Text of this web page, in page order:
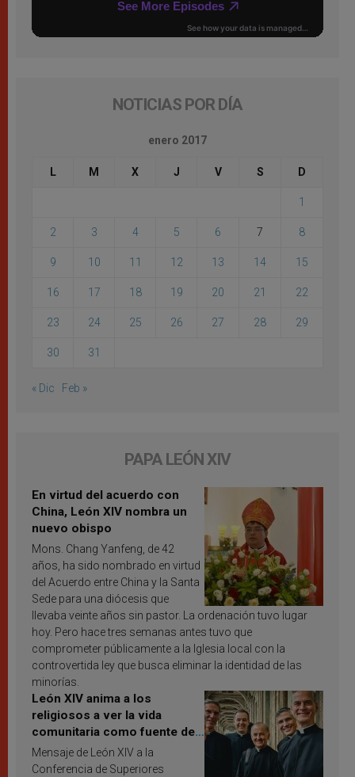
NOTICIAS POR DÍA
enero 2017
L M X J V S D
1
2 3 4 5 6 7 8
9 10 11 12 13 14 15
16 17 18 19 20 21 22
23 24 25 26 27 28 29
30 31
« Dic Feb »
PAPA LEÓN XIV
En virtud del acuerdo con
China, León XIV nombra un
nuevo obispo
Mons. Chang Yanfeng, de 42
años, ha sido nombrado en virtud
del Acuerdo entre China y la Santa
Sede para una diócesis que
llevaba veinte años sin pastor. La ordenación tuvo lugar
hoy. Pero hace tres semanas antes tuvo que
comprometer públicamente a la Iglesia local con la
controvertida ley que busca eliminar la identidad de las
minorías.
León XIV anima a los
religiosos a ver la vida
comunitaria como fuente de
inspiración y santificación
Mensaje de León XIV a la
Conferencia de Superiores